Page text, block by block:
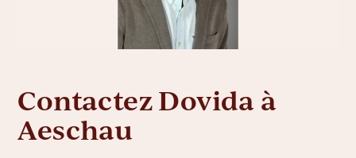
Contactez Dovida à
Aeschau